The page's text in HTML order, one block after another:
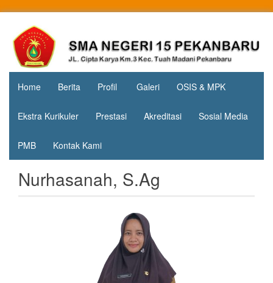
contentSMA
Negeri 15
Pekanbaru
Jl. Cipta
Karya
KM.3, Kec.
Tuah
Madani,
Home Berita Profil Galeri OSIS & MPK
Ekstra Kurikuler Prestasi Akreditasi Sosial Media
PMB Kontak Kami
Nurhasanah, S.Ag